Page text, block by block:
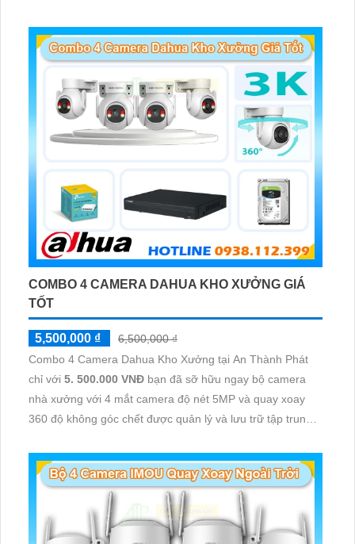
giám sát có màu vào ban đêm
COMBO 4 CAMERA DAHUA KHO XƯỞNG GIÁ
TỐT
5,500,000 ₫
6,500,000 ₫
Combo 4 Camera Dahua Kho Xưởng tại An Thành Phát
chỉ với 5. 500.000 VNĐ bạn đã sỡ hữu ngay bộ camera
nhà xưởng với 4 mắt camera độ nét 5MP và quay xoay
360 độ không góc chết được quản lý và lưu trữ tập trung